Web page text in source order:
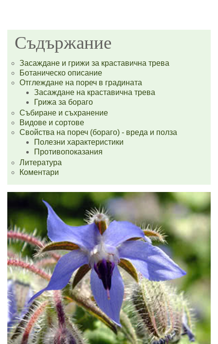
Съдържание
Засаждане и грижи за краставична трева
Ботаническо описание
Отглеждане на пореч в градината
Засаждане на краставична трева
Грижа за бораго
Събиране и съхранение
Видове и сортове
Свойства на пореч (бораго) - вреда и полза
Полезни характеристики
Противопоказания
Литература
Коментари